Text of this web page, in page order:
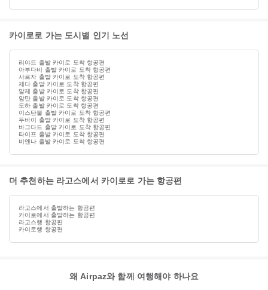
카이로로 가는 도시별 인기 노선
리야드 출발 카이로 도착 항공편
아부다비 출발 카이로 도착 항공편
샤르자 출발 카이로 도착 항공편
제다 출발 카이로 도착 항공편
알제 출발 카이로 도착 항공편
암만 출발 카이로 도착 항공편
도하 출발 카이로 도착 항공편
이스탄불 출발 카이로 도착 항공편
두바이 출발 카이로 도착 항공편
바그다드 출발 카이로 도착 항공편
타이프 출발 카이로 도착 항공편
비엔나 출발 카이로 도착 항공편
더 추천하는 라고스에서 카이로로 가는 항공편
라고스에서 출발하는 항공편
카이로에서 출발하는 항공편
라고스행 항공편
카이로행 항공편
왜 Airpaz와 함께 여행해야 하나요